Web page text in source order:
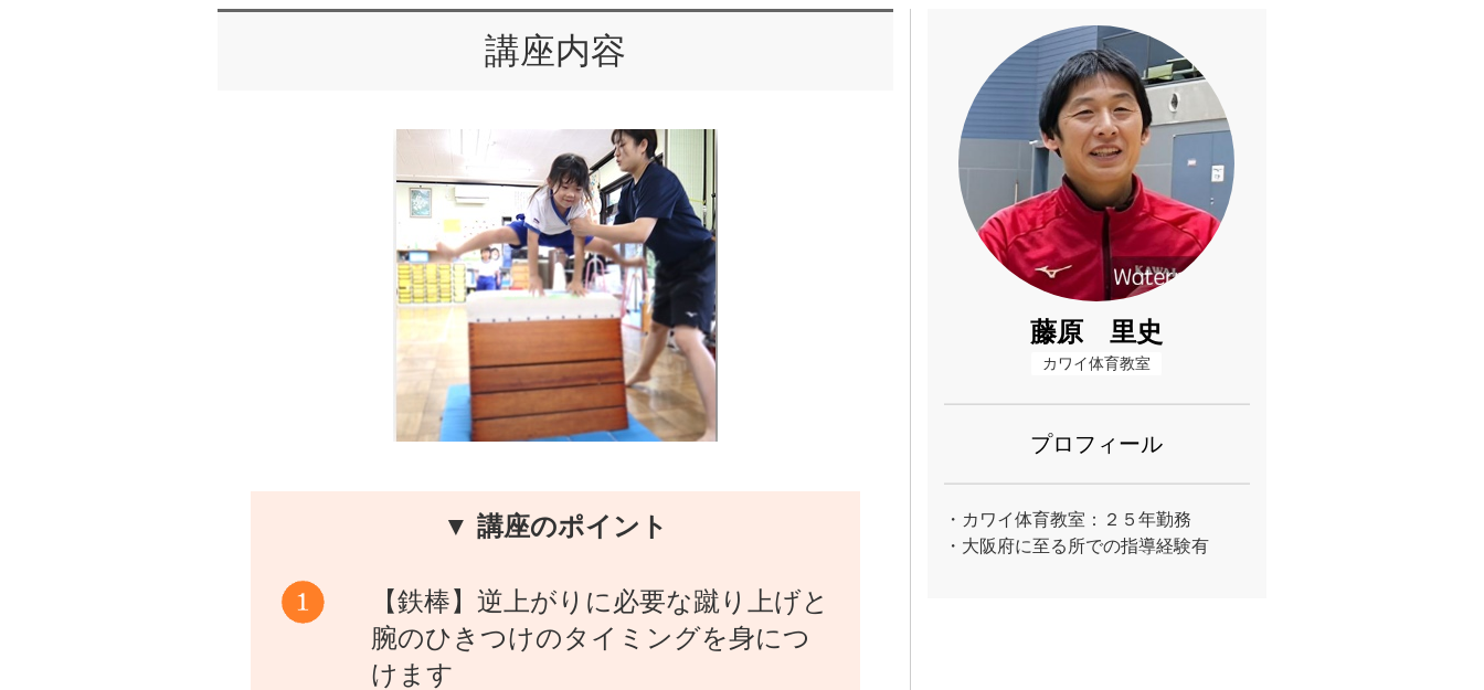
講座内容
▼ 講座のポイント
【鉄棒】逆上がりに必要な蹴り上げと
腕のひきつけのタイミングを身につ
けます
藤原 里史
カワイ体育教室
プロフィール
・カワイ体育教室：２５年勤務
・大阪府に至る所での指導経験有